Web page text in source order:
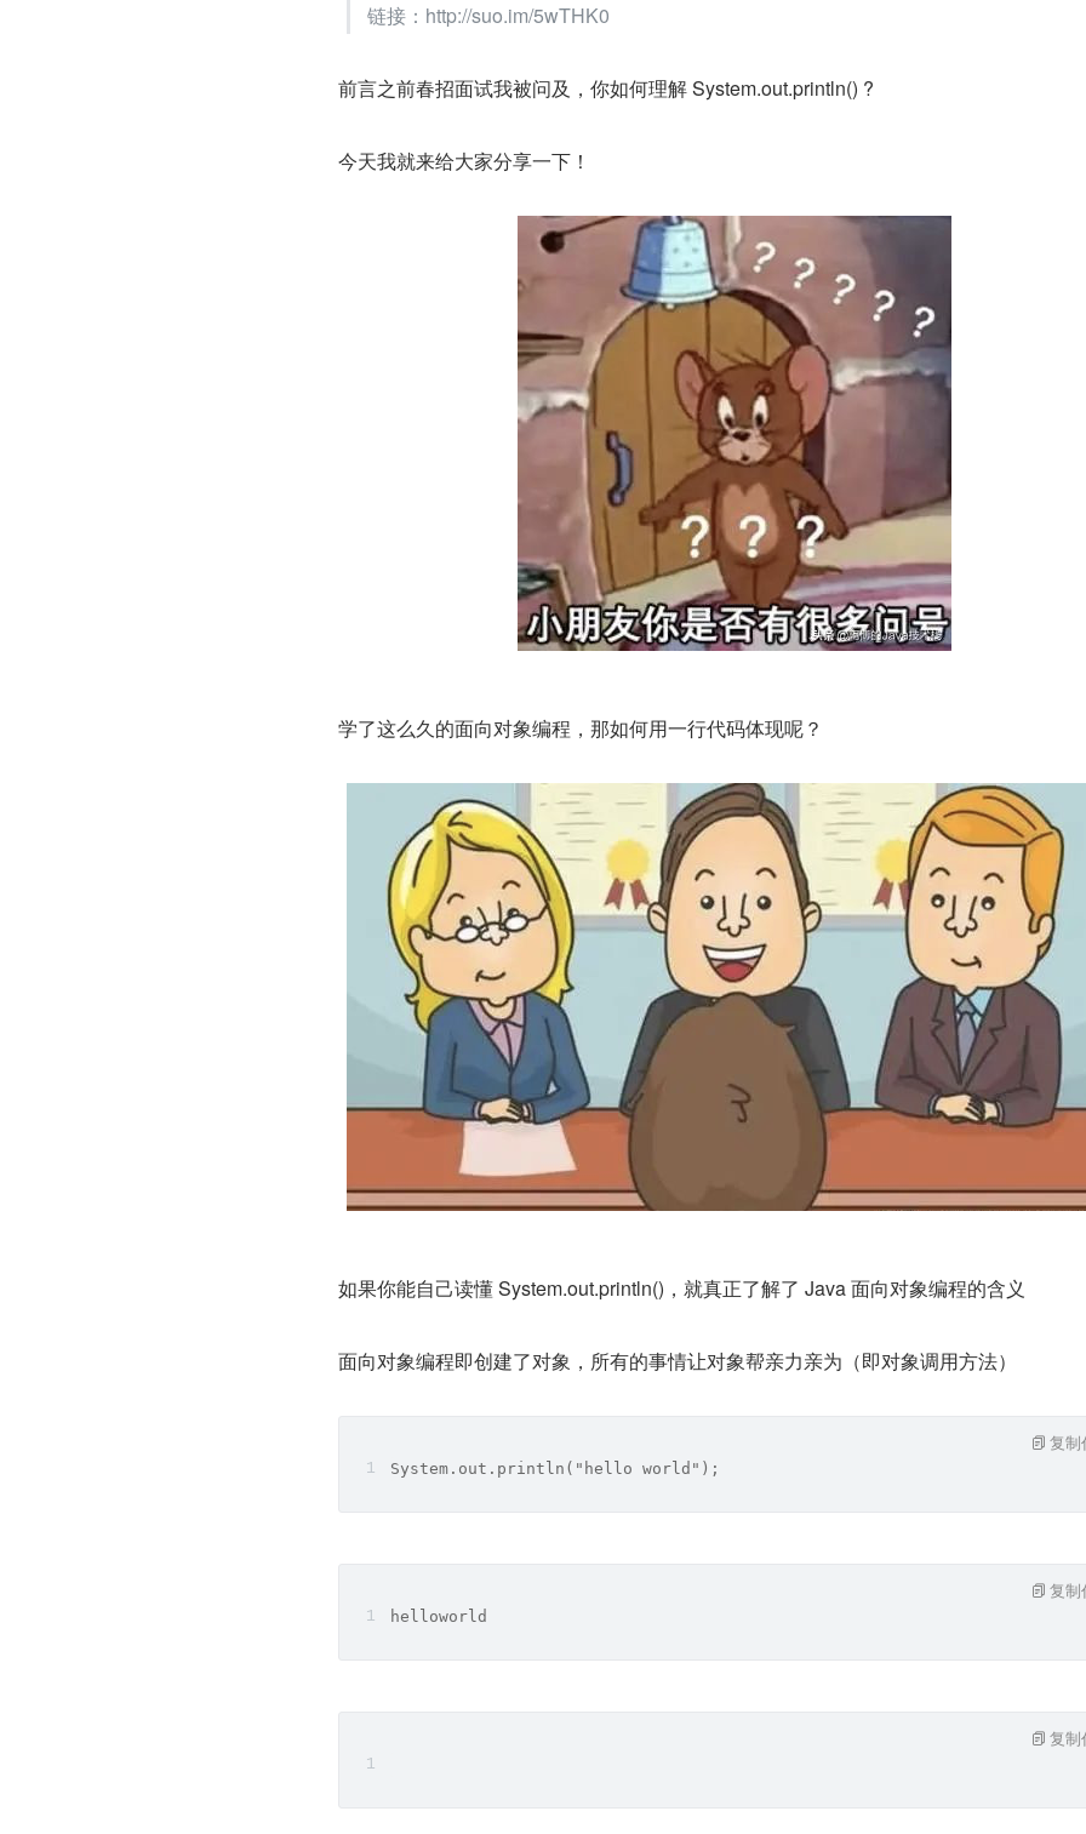
链接：http://suo.im/5wTHK0
前言之前春招面试我被问及，你如何理解 System.out.println() ?
今天我就来给大家分享一下！
学了这么久的面向对象编程，那如何用一行代码体现呢？
如果你能自己读懂 System.out.println()，就真正了解了 Java 面向对象编程的含义
面向对象编程即创建了对象，所有的事情让对象帮亲力亲为（即对象调用方法）
System.out.println("hello world");
复制
helloworld
复制
复制